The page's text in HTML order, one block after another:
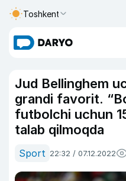
Toshkent
Jud Bellinghem
grandi favorit.
futbolchi uchun
talab qilmoqda
Sport 22:32 / 07.12.2022